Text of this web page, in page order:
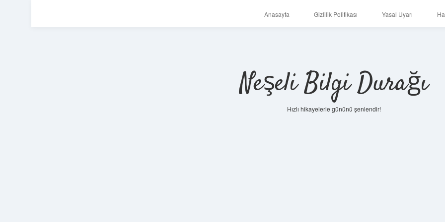
Anasayfa Gizlilik Politikası Yasal Uyarı
Neşeli Bilgi Durağı
Hızlı hikayelerle gününü şenlendir!